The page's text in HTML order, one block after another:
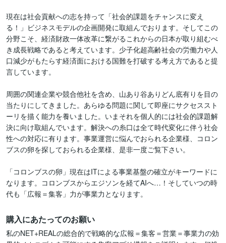
現在は社会貢献への志を持って「社会的課題をチャンスに変え
る！」ビジネスモデルの企画開発に取組んでおります。そしてこの
分野こそ、経済財政一体改革に繋がるこれからの日本が取り組むべ
き成長戦略であると考えています。少子化超高齢社会の労働力や人
口減少がもたらす経済面における国難を打破する考え方であると提
言しています。
周囲の関連企業や競合他社を含め、山あり谷ありどん底有りを目の
当たりにしてきました。あらゆる問題に関して即座にサクセススト
ーリを描く能力を養いました。いまそれを個人的には社会的課題解
決に向け取組んでいます。解決への糸口は全て時代変化に伴う社会
性への対応に有ります。事業運営に悩んでおられる企業様、コロン
ブスの卵を探しておられる企業様、是非一度ご覧下さい。
「コロンブスの卵」現在はITによる事業基盤の確立がキーワードに
なります。コロンブスからエジソンを経てAIへ…！そしていつの時
代も「広報＝集客」力が事業力となります。
購入にあたってのお願い
私のNET+REALの総合的で戦略的な広報＝集客＝営業＝事業力の効